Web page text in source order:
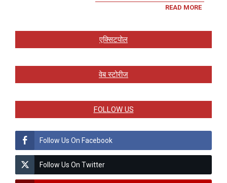
READ MORE
एक्सिटपोल
वेब स्टोरीज
FOLLOW US
Follow Us On Facebook
Follow Us On Twitter